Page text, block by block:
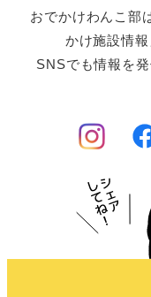
おでかけわんこ部
かけ施設情報
SNSでも情報を